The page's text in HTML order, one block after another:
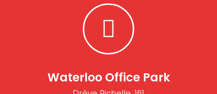
Waterloo Office Park